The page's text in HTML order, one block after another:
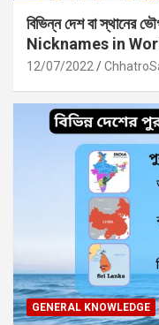
বিভিন্ন দেশ বা
Nicknames in
12/07/2022
GENERAL KNOWLEDGE